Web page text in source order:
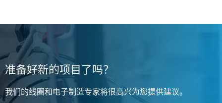
准备好新的项目了吗？
我们的线圈和电子制造专家将很高兴为您提供建议。